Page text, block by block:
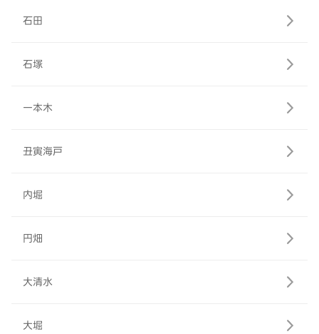
石田
石塚
一本木
丑寅海戸
内堀
円畑
大清水
大堀